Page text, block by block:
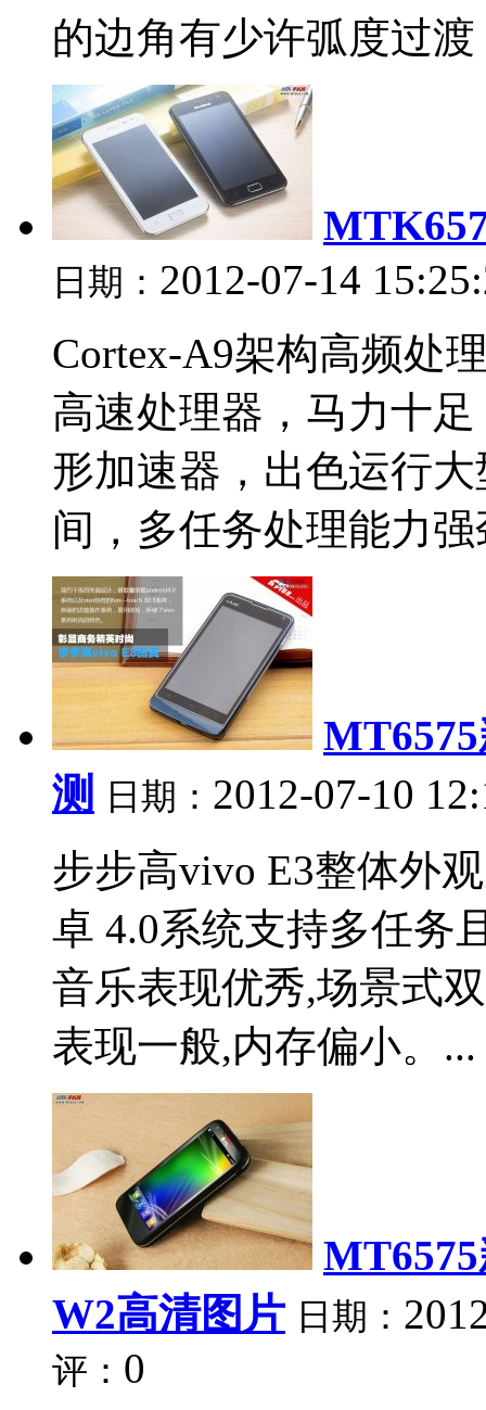
的边角有少许弧度过
日期： 2012-07-14
Cortex-A9架构高频处
高速处理器，马力十
形加速器，出色运行
间，多任务处理能力
测
日期： 2012-07-10
步步高vivo E3整体外
卓 4.0系统支持多任务
音乐表现优秀,场景式
表现一般,内存偏小。...
W2高清图片 日期：
评： 0